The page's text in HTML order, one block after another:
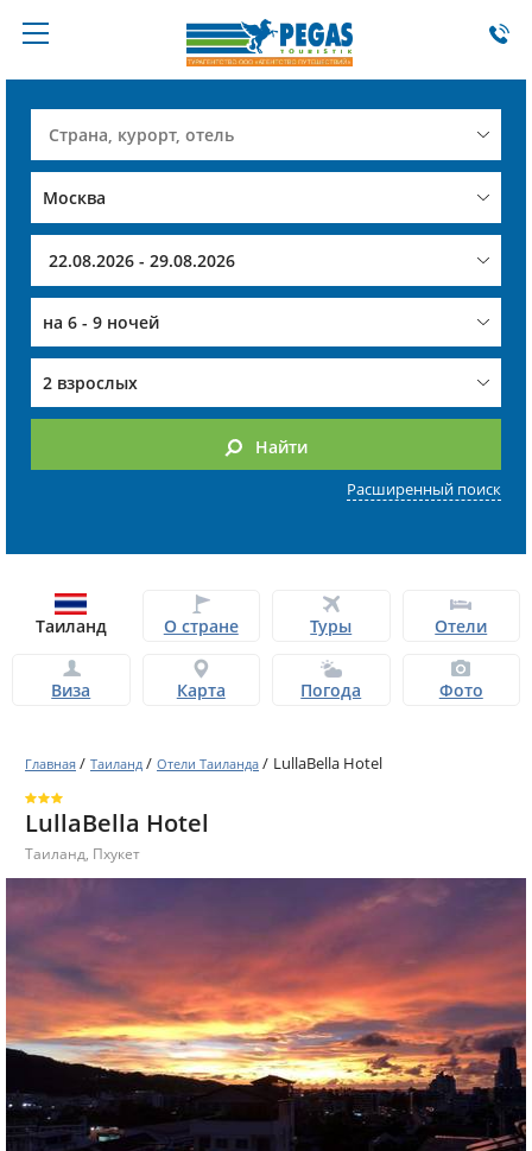
на 6 - 9 ночей
2 взрослых
Найти
Расширенный поиск
Таиланд О стране Туры Отели
Виза Карта Погода Фото
Главная / Таиланд / Отели Таиланда / LullaBella Hotel
LullaBella Hotel
Таиланд, Пхукет